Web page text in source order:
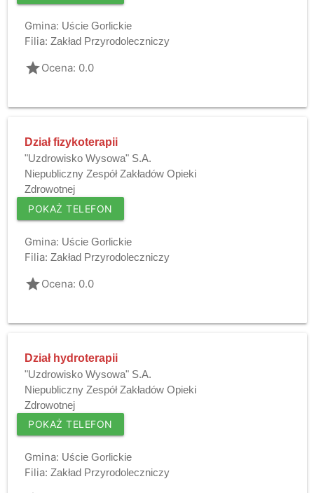
Gmina: Uście Gorlickie
Filia: Zakład Przyrodoleczniczy
gradeOcena: 0.0
Dział fizykoterapii
"Uzdrowisko Wysowa" S.A.
Niepubliczny Zespół Zakładów Opieki
Zdrowotnej
POKAŻ TELEFON
Gmina: Uście Gorlickie
Filia: Zakład Przyrodoleczniczy
gradeOcena: 0.0
Dział hydroterapii
"Uzdrowisko Wysowa" S.A.
Niepubliczny Zespół Zakładów Opieki
Zdrowotnej
POKAŻ TELEFON
Gmina: Uście Gorlickie
Filia: Zakład Przyrodoleczniczy